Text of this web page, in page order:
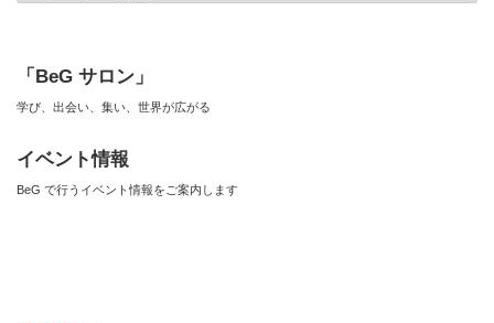
「BeG サロン」
学び、出会い、集い、世界が広がる
イベント情報
BeG で行うイベント情報をご案内します